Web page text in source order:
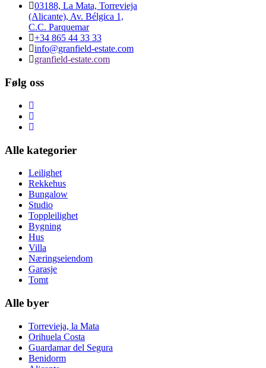
03188, La Mata, Torrevieja
(Alicante), Av. Bélgica 1,
C.C. Parquemar
+34 865 44 33 33
info@granfield-estate.com
granfield-estate.com
Følg oss
Alle kategorier
Leilighet
Rekkehus
Bungalow
Studio
Toppleilighet
Bygning
Hus
Villa
Næringseiendom
Garasje
Tomt
Alle byer
Torrevieja, la Mata
Orihuela Costa
Guardamar del Segura
Benidorm